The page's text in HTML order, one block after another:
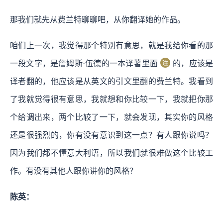
那我们就先从费兰特聊聊吧，从你翻译她的作品。
咱们上一次，我觉得那个特别有意思，就是我给你看的那
一段文字，是詹姆斯·伍德的一本译著里面 的，应该是
译者翻的，他应该是从英文的引文里翻的费兰特。我看到
了我就觉得很有意思，我就想和你比较一下，我就把你那
个给调出来，两个比较了一下，就会发现，其实你的风格
还是很强烈的，你有没有意识到这一点？有人跟你说吗？
因为我们都不懂意大利语，所以我们就很难做这个比较工
作。有没有其他人跟你讲你的风格？
陈英：